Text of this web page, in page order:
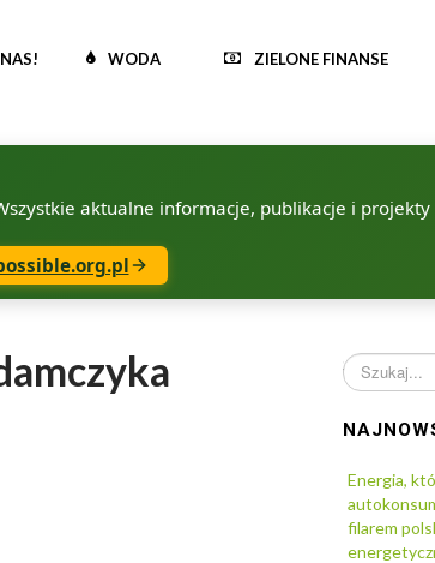
WODA ZIELONE FINANSE
aktualne informacje, publikacje i
Szukaj...
Energia,
filarem